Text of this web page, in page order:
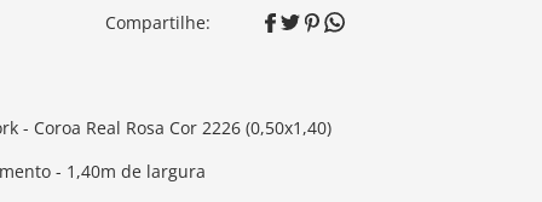
- Coroa Real Rosa Cor 2226 (0,50x1,40)
- 1,40m de largura